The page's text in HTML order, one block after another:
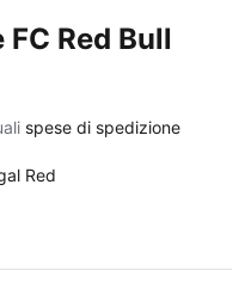
Red Bull
spese di spedizione
Red
Red